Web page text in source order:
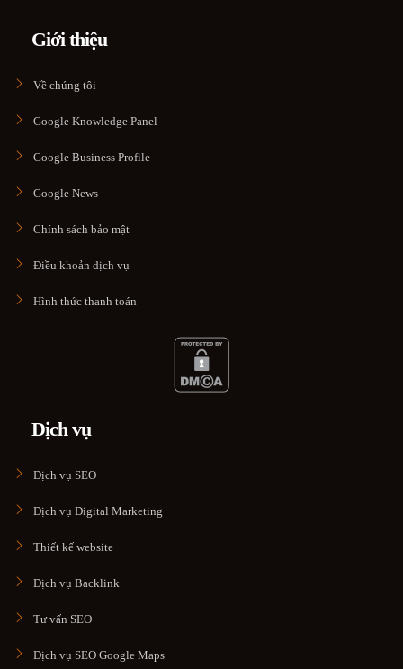
Giới thiệu
Về chúng tôi
Google Knowledge Panel
Google Business Profile
Google News
Chính sách bảo mật
Điều khoản dịch vụ
Hình thức thanh toán
Dịch vụ
Dịch vụ SEO
Dịch vụ Digital Marketing
Thiết kế website
Dịch vụ Backlink
Tư vấn SEO
Dịch vụ SEO Google Maps